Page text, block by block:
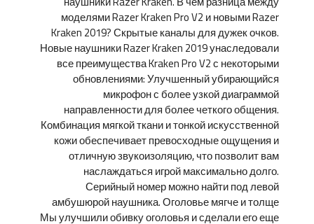
моделями Razer Kraken Pro V2 и новыми Razer
Kraken 2019? Скрытые каналы для дужек очков.
Новые наушники Razer Kraken 2019 унаследовали
все преимущества Kraken Pro V2 с некоторыми
обновлениями: Улучшенный убирающийся
микрофон с более узкой диаграммой
направленности для более четкого общения.
Комбинация мягкой ткани и тонкой искусственной
кожи обеспечивает превосходные ощущения и
отличную звукоизоляцию, что позволит вам
наслаждаться игрой максимально долго.
Серийный номер можно найти под левой
амбушюрой наушника. Оголовье мягче и толще
Мы улучшили обивку оголовья и сделали его еще